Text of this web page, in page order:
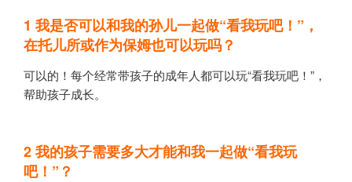
1 我是否可以和我的孙儿一起做“看我玩吧！”，
在托儿所或作为保姆也可以玩吗？
可以的！每个经常带孩子的成年人都可以玩“看我玩吧！”，
帮助孩子成长。
2我的孩子需要多大才能和我一起做“看我玩
吧！”？